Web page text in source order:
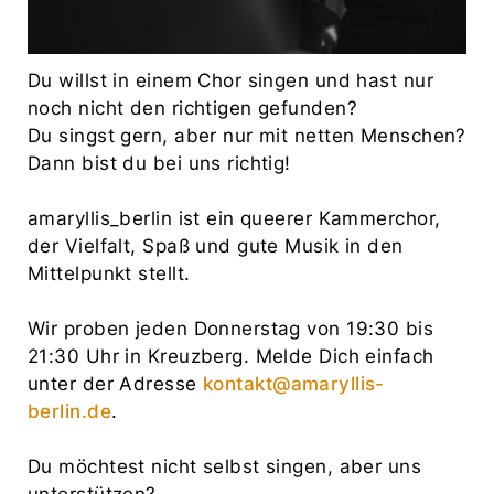
Du willst in einem Chor singen und hast nur
noch nicht den richtigen gefunden?
Du singst gern, aber nur mit netten Menschen?
Dann bist du bei uns richtig!
amaryllis_berlin ist ein queerer Kammerchor,
der Vielfalt, Spaß und gute Musik in den
Mittelpunkt stellt.
Wir proben jeden Donnerstag von 19:30 bis
21:30 Uhr in Kreuzberg. Melde Dich einfach
unter der Adresse kontakt@amaryllis-
berlin.de.
Du möchtest nicht selbst singen, aber uns